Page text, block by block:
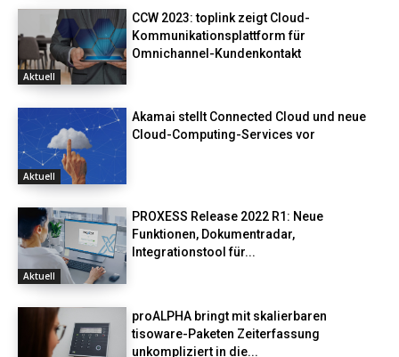
Aktuell
CCW 2023: toplink zeigt Cloud-
Kommunikationsplattform für
Omnichannel-Kundenkontakt
Aktuell
Akamai stellt Connected Cloud und neue
Cloud-Computing-Services vor
Aktuell
PROXESS Release 2022 R1: Neue
Funktionen, Dokumentradar,
Integrationstool für...
proALPHA bringt mit skalierbaren
tisoware-Paketen Zeiterfassung
unkompliziert in die...